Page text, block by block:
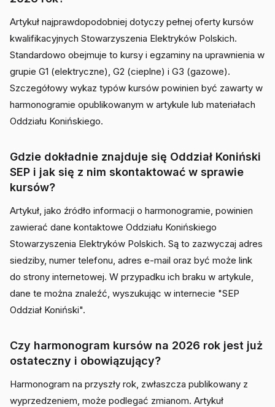
Artykuł najprawdopodobniej dotyczy pełnej oferty kursów
kwalifikacyjnych Stowarzyszenia Elektryków Polskich.
Standardowo obejmuje to kursy i egzaminy na uprawnienia w
grupie G1 (elektryczne), G2 (cieplne) i G3 (gazowe).
Szczegółowy wykaz typów kursów powinien być zawarty w
harmonogramie opublikowanym w artykule lub materiałach
Oddziału Konińskiego.
Gdzie dokładnie znajduje się Oddział Koniński
SEP i jak się z nim skontaktować w sprawie
kursów?
Artykuł, jako źródło informacji o harmonogramie, powinien
zawierać dane kontaktowe Oddziału Konińskiego
Stowarzyszenia Elektryków Polskich. Są to zazwyczaj adres
siedziby, numer telefonu, adres e-mail oraz być może link
do strony internetowej. W przypadku ich braku w artykule,
dane te można znaleźć, wyszukując w internecie "SEP
Oddział Koniński".
Czy harmonogram kursów na 2026 rok jest już
ostateczny i obowiązujący?
Harmonogram na przyszły rok, zwłaszcza publikowany z
wyprzedzeniem, może podlegać zmianom. Artykuł